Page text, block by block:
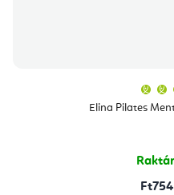
Elina Pilates